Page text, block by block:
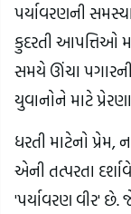
પર્યાવરણની
કુદરતી આપત્તિઓ
સમયે ઊંચા
યુવાનોને માટે
ધરતી માટેનો
એની તત્પરતા
'પર્યાવરણ વીર' છે.